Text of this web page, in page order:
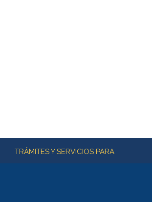
Más información
TRÁMITES Y SERVICIOS PARA